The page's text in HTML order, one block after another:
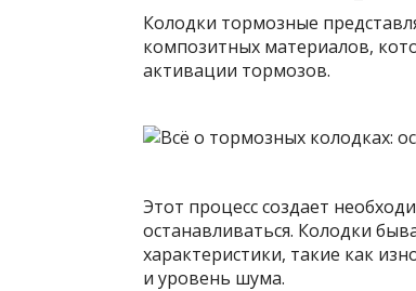
Колодки тормозные
композитных материалов,
активации тормозов.
Этот процесс создает
останавливаться. Колодки
характеристики, такие как
и уровень шума.